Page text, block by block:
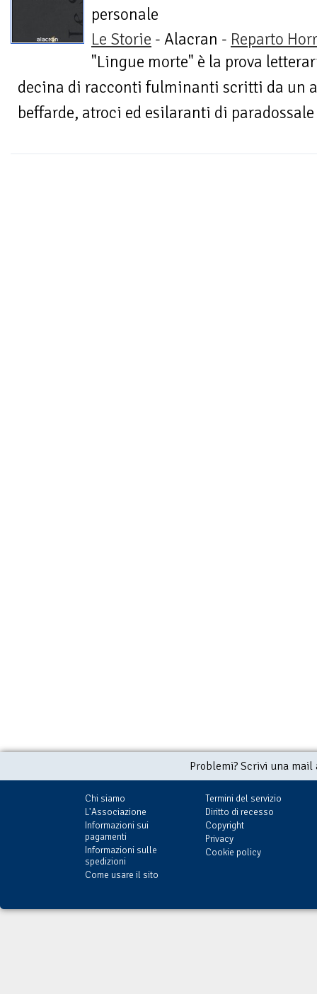
personale
Le Storie - Alacran - Reparto
"Lingue morte" è la prova
decina di racconti fulminanti scritti da un
beffarde, atroci ed esilaranti di
Problemi? Scrivi una
Chi siamo
L'Associazione
Informazioni sui
pagamenti
Informazioni sulle
spedizioni
Come usare il sito
Termini del servizio
Diritto di recesso
Copyright
Privacy
Cookie policy